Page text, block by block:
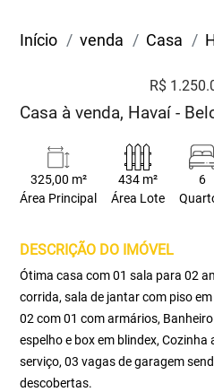
Início venda Casa
R$
Casa à venda, Havaí -
325,00 m²
Área Principal
434 m²
Área Lote
6
DESCRIÇÃO DO IMÓVEL
Ótima casa com 01 sala para 02
corrida, sala de jantar com piso
02 com 01 com armários,
espelho e box em blindex,
serviço, 03 vagas de garagem
descobertas.